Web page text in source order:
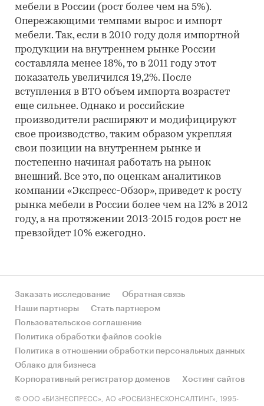
мебели в России (рост более чем на 5%).
Опережающими темпами вырос и импорт
мебели. Так, если в 2010 году доля импортной
продукции на внутреннем рынке России
составляла менее 18%, то в 2011 году этот
показатель увеличился 19,2%. После
вступления в ВТО объем импорта возрастет
еще сильнее. Однако и российские
производители расширяют и модифицируют
свое производство, таким образом укрепляя
свои позиции на внутреннем рынке и
постепенно начиная работать на рынок
внешний. Все это, по оценкам аналитиков
компании «Экспресс-Обзор», приведет к росту
рынка мебели в России более чем на 12% в 2012
году, а на протяжении 2013-2015 годов рост не
превзойдет 10% ежегодно.
Заказать исследование
Обратная связь
Наши партнеры
Стать партнером
Пользовательское соглашение
Политика обработки файлов cookie
Политика в отношении обработки персональных данных
Облако для бизнеса
Корпоративный регистратор доменов
Хостинг сайтов
© ООО «БИЗНЕСПРЕСС», АО «РОСБИЗНЕСКОНСАЛТИНГ», 1995-